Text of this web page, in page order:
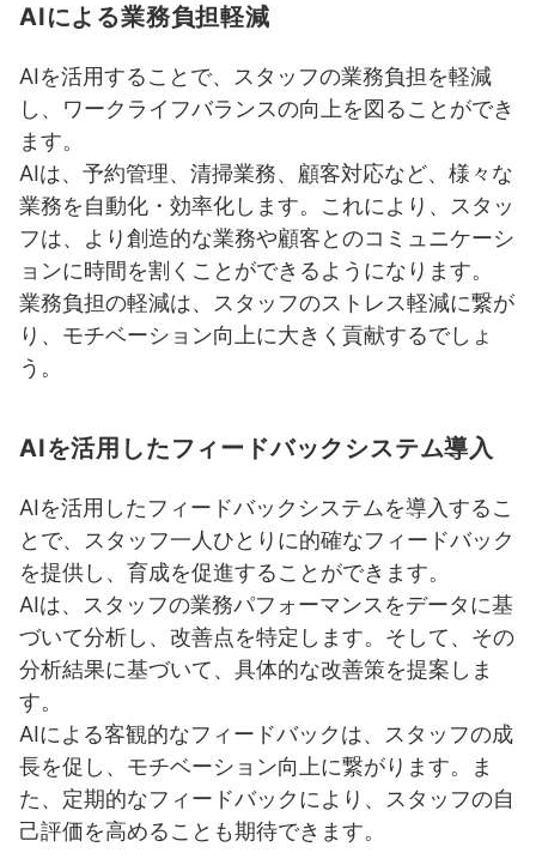
AIによる業務負担軽減
AIを活用することで、スタッフの業務負担を軽減
し、ワークライフバランスの向上を図ることができ
ます。
AIは、予約管理、清掃業務、顧客対応など、様々な
業務を自動化・効率化します。これにより、スタッ
フは、より創造的な業務や顧客とのコミュニケーシ
ョンに時間を割くことができるようになります。
業務負担の軽減は、スタッフのストレス軽減に繋が
り、モチベーション向上に大きく貢献するでしょ
う。
AIを活用したフィードバックシステム導入
AIを活用したフィードバックシステムを導入するこ
とで、スタッフ一人ひとりに的確なフィードバック
を提供し、育成を促進することができます。
AIは、スタッフの業務パフォーマンスをデータに基
づいて分析し、改善点を特定します。そして、その
分析結果に基づいて、具体的な改善策を提案しま
す。
AIによる客観的なフィードバックは、スタッフの成
長を促し、モチベーション向上に繋がります。ま
た、定期的なフィードバックにより、スタッフの自
己評価を高めることも期待できます。